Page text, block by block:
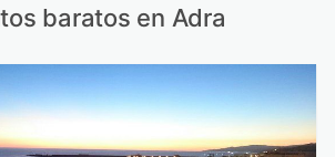
baratos en Adra